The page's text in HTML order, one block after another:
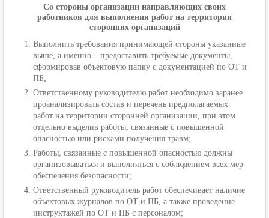
Со стороны организации направляющих своих
работников для выполнения работ на территории
сторонних организаций
Выполнить требования принимающей стороны указанные
выше, а именно – предоставить требуемые документы,
сформировав объектовую папку с документацией по ОТ и
ПБ;
Ответственному руководителю работ необходимо заранее
проанализировать состав и перечень предполагаемых
работ на территории сторонней организации, при этом
отдельно выделив работы, связанные с повышенной
опасностью или рисками получения травм;
Работы, связанные с повышенной опасностью должны
организовываться и выполняться с соблюдением всех мер
обеспечения безопасности;
Ответственный руководитель работ обеспечивает наличие
объектовых журналов по ОТ и ПБ, а также проведение
инструктажей по ОТ и ПБ с персоналом;